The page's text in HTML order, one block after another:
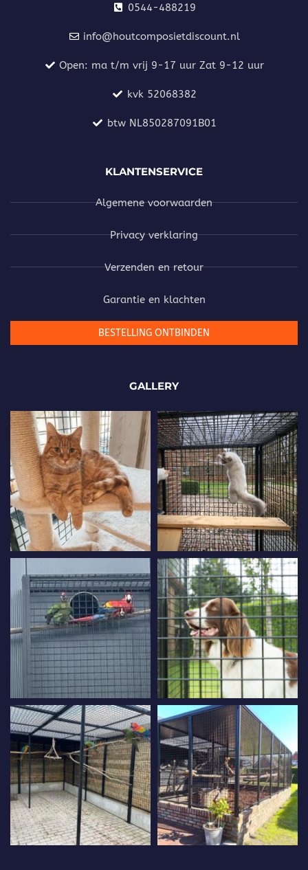
0544-488219
info@houtcomposietdiscount.nl
Open: ma t/m vrij 9-17 uur Zat 9-12 uur
kvk 52068382
btw NL850287091B01
KLANTENSERVICE
Algemene voorwaarden
Privacy verklaring
Verzenden en retour
Garantie en klachten
BESTELLING ONTBINDEN
GALLERY